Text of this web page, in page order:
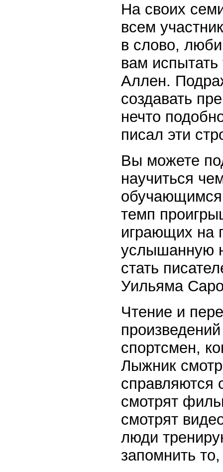
На своих
всем
в слово,
вам
Аллен.
создавать
нечто
писал эти
Вы можете
научиться
обучающимся
темп
играющих на
услышанную
стать
Уильяма
Чтение и
спортсмен,
Лыжник
справляются
смотрят
смотрят
люди
запомнить